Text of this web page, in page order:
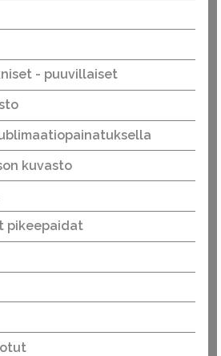
- puuvillaiset
kuvasto
pikeepaidat